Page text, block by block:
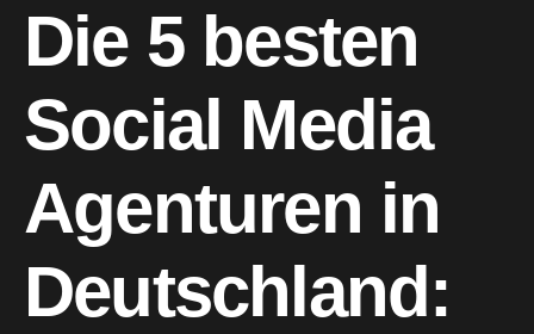
Die 5 besten
Social Media
Agenturen in
Deutschland: